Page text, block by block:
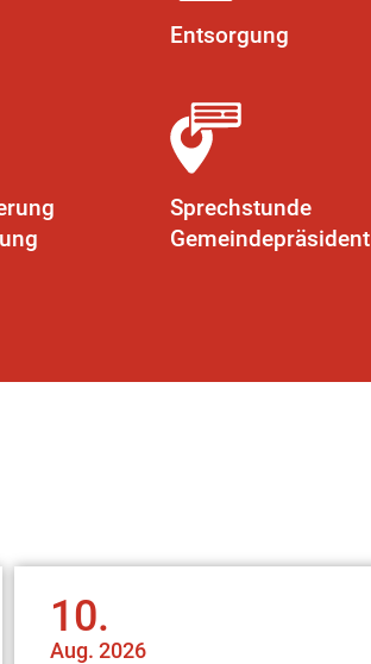
Entsorgung
Sprechstunde
Gemeindepräsident
10.
Aug. 2026